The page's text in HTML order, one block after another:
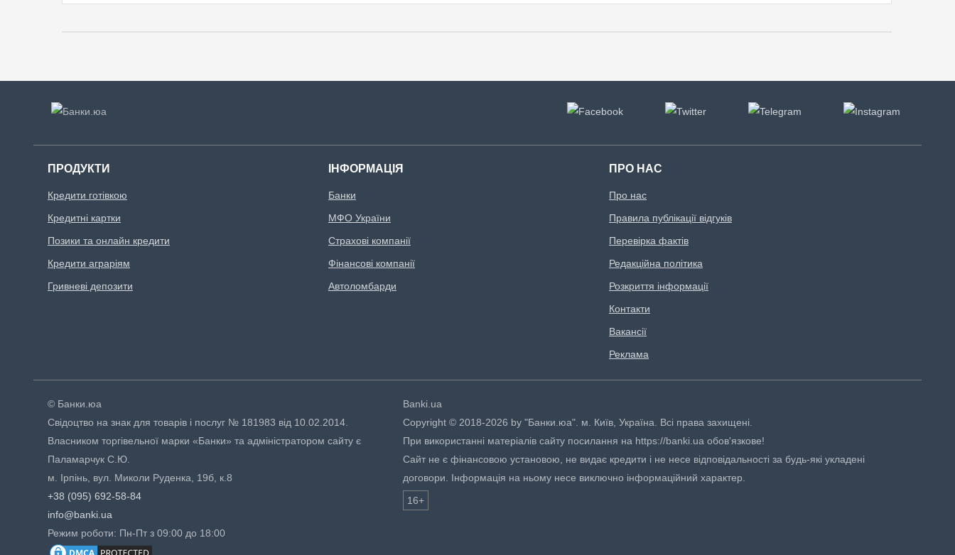
ПРОДУКТИ
Кредити готівкою
Кредитні картки
Позики та онлайн кредити
Кредити аграріям
Гривневі депозити
ІНФОРМАЦІЯ
Банки
МФО України
Страхові компанії
Фінансові компанії
Автоломбарди
ПРО НАС
Про нас
Правила публікації відгуків
Перевірка фактів
Редакційна політика
Розкриття інформації
Контакти
Вакансії
Реклама
© Банки.юа
Свідоцтво на знак для товарів і послуг № 181983 від 10.02.2014.
Власником торгівельної марки «Банки» та адміністратором сайту є
Паламарчук С.Ю.
м. Ірпінь, вул. Миколи Руденка, 19б, к.8
+38 (095) 692-58-84
info@banki.ua
Режим роботи: Пн-Пт з 09:00 до 18:00
Banki.ua
Copyright © 2018-2026 by "Банки.юа". м. Київ, Україна. Всі права захищені.
При використанні матеріалів сайту посилання на https://banki.ua обов'язкове!
Сайт не є фінансовою установою, не видає кредити і не несе відповідальності за будь-які укладені
договори. Інформація на ньому несе виключно інформаційний характер.
16+